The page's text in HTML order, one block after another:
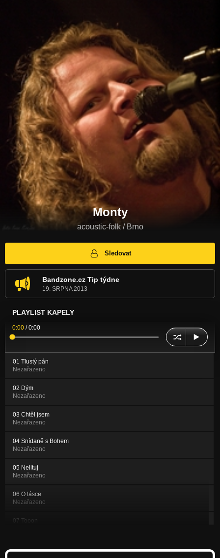
Monty
acoustic-folk / Brno
Sledovat
Bandzone.cz Tip týdne
19. SRPNA 2013
PLAYLIST KAPELY
0:00 /0:00
01 Tlustý pán
Nezařazeno
02 Dým
Nezařazeno
03 Chtěl jsem
Nezařazeno
04 Snídaně s Bohem
Nezařazeno
05 Nelituj
Nezařazeno
06 O lásce
Nezařazeno
07 Tooon